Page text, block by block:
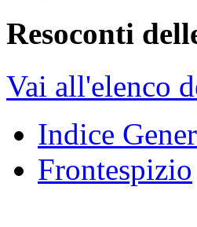
Resoconti
Vai all'elenco
Indice
Frontespizio